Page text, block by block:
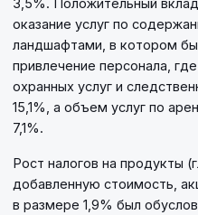
3,5%. Положительный
оказание услуг по
ландшафтами, в котором
привлечение персонала,
охранных услуг и
15,1%, а объем услуг по
7,1%.
Рост налогов на продукты
добавленную стоимость,
в размере 1,9% был